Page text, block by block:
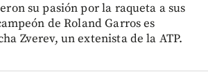
su pasión por la raqueta a sus
de Roland Garros es
Zverev, un extenista de la ATP.